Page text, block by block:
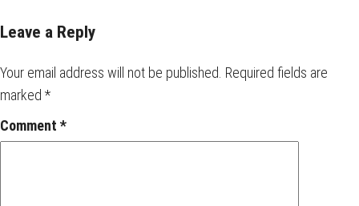
Leave a Reply
Your email address will not be published. Required fields are
marked *
Comment *